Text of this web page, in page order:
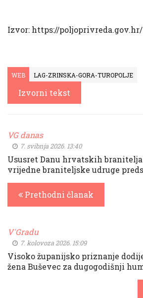
Izvor: https://poljoprivreda.gov.hr/
WEB LAG-ZRINSKA-GORA-TUROPOLJE
Izvorni tekst
VG danas
7. svibnja 2026. 13:40
Ususret Danu hrvatskih
vrijedne braniteljske udruge
Prethodni članak
V'Gradu
7. kolovoza 2026. 15:09
Visoko županijsko priznanje
žena Buševec za dugogodišnji